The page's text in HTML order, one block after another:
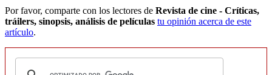
Por favor, comparte con los lectores de Revista de cine - Críticas,
tráilers, sinopsis, análisis de películas tu opinión acerca de este
artículo.